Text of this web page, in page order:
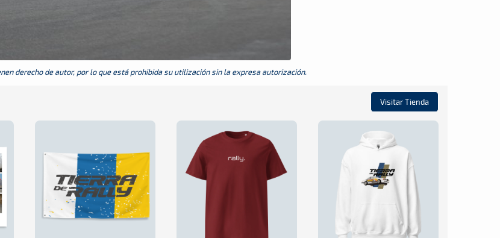
derecho de autor, por lo que está prohibida su utilización sin la expresa autorización.
Visitar Tienda